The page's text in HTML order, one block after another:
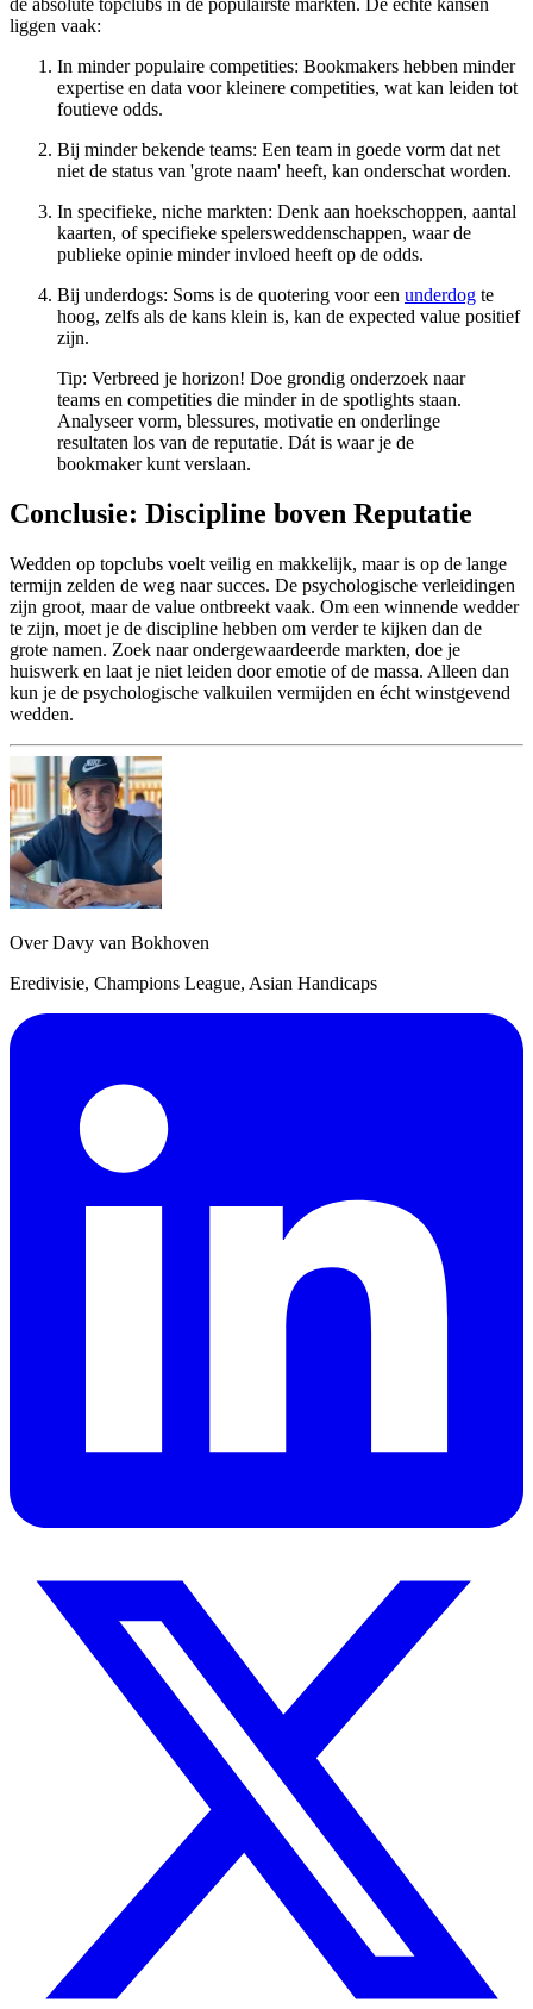
liggen vaak:
In minder populaire competities: Bookmakers hebben minder
expertise en data voor kleinere competities, wat kan leiden tot
foutieve odds.
Bij minder bekende teams: Een team in goede vorm dat net
niet de status van 'grote naam' heeft, kan onderschat worden.
In specifieke, niche markten: Denk aan hoekschoppen, aantal
kaarten, of specifieke spelersweddenschappen, waar de
publieke opinie minder invloed heeft op de odds.
Bij underdogs: Soms is de quotering voor een underdog te
hoog, zelfs als de kans klein is, kan de expected value positief
zijn.
Tip: Verbreed je horizon! Doe grondig onderzoek naar
teams en competities die minder in de spotlights staan.
Analyseer vorm, blessures, motivatie en onderlinge
resultaten los van de reputatie. Dát is waar je de
bookmaker kunt verslaan.
Conclusie: Discipline boven Reputatie
Wedden op topclubs voelt veilig en makkelijk, maar is op de lange
termijn zelden de weg naar succes. De psychologische verleidingen
zijn groot, maar de value ontbreekt vaak. Om een winnende wedder
te zijn, moet je de discipline hebben om verder te kijken dan de
grote namen. Zoek naar ondergewaardeerde markten, doe je
huiswerk en laat je niet leiden door emotie of de massa. Alleen dan
kun je de psychologische valkuilen vermijden en écht winstgevend
wedden.
Over Davy van Bokhoven
Eredivisie, Champions League, Asian Handicaps